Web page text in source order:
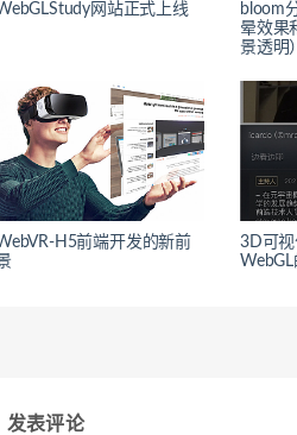
网站正式上线
bloom
晕效果
景透明
H5前端开发的新前
3D可视
发表评论